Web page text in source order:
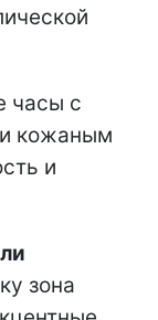
часы с
кожаным
и
зона